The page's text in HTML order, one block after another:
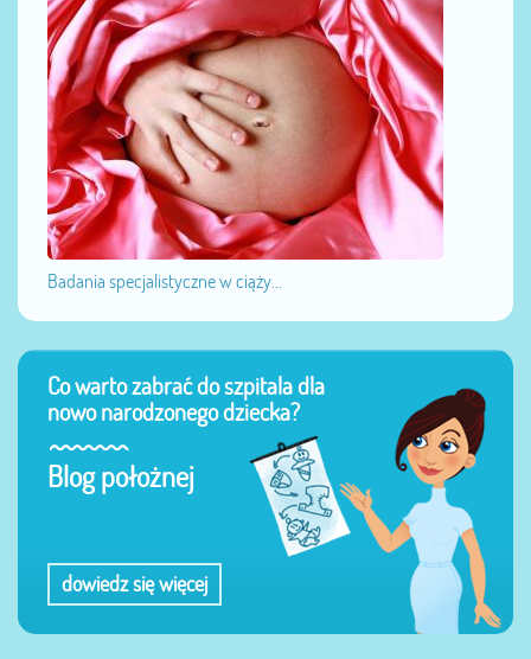
Badania specjalistyczne w ciąży...
Co warto zabrać do szpitala dla
nowo narodzonego dziecka?
Blog położnej
dowiedz się więcej